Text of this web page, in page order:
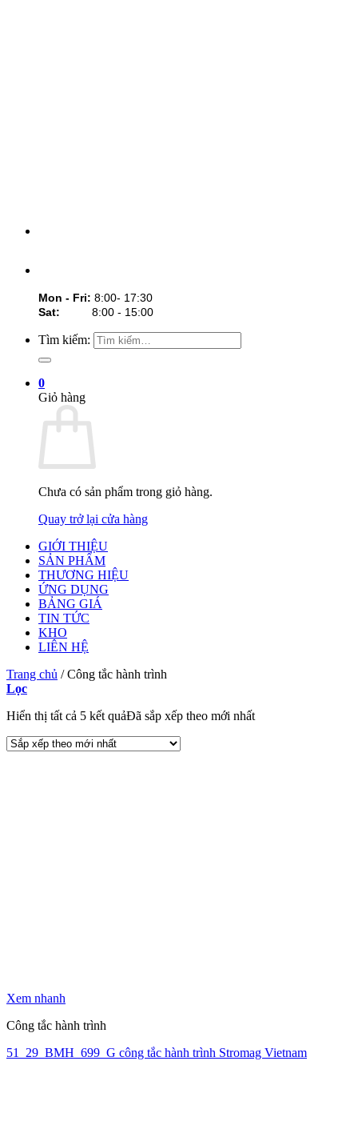
Mon - Fri: 8:00- 17:30
Sat:
8:00 - 15:00
Tìm kiếm:
0
Giỏ hàng
Chưa có sản phẩm trong giỏ hàng.
Quay trở lại cửa hàng
GIỚI THIỆU
SẢN PHẨM
THƯƠNG HIỆU
ỨNG DỤNG
BẢNG GIÁ
TIN TỨC
KHO
LIÊN HỆ
Trang chủ /Công tắc hành trình
Lọc
Hiển thị tất cả 5 kết quảĐã sắp xếp theo mới nhất
Xem nhanh
Công tắc hành trình
51_29_BMH_699_G công tắc hành trình Stromag Vietnam